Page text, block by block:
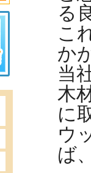
る
こ
か
当
木
に
ウ
ば